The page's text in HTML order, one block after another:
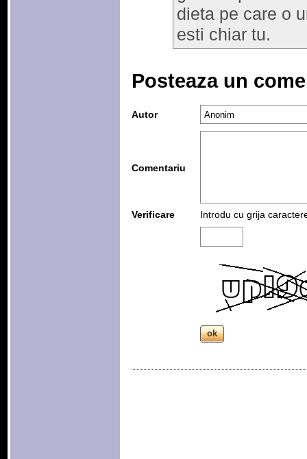
dieta pe care o
esti chiar tu.
Posteaza un
Autor
Comentariu
Verificare Introdu cu grija